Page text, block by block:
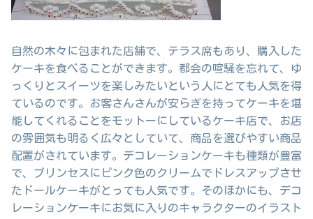
自然の木々に包まれた店舗で、テラス席もあり、購入した
ケーキを食べることができます。都会の喧騒を忘れて、ゆ
っくりとスイーツを楽しみたいという人にとても人気を得
ているのです。お客さんさんが安らぎを持ってケーキを堪
能してくれることをモットーにしているケーキ店で、お店
の雰囲気も明るく広々としていて、商品を選びやすい商品
配置がされています。デコレーションケーキも種類が豊富
で、プリンセスにピンク色のクリームでドレスアップさせ
たドールケーキがとっても人気です。そのほかにも、デコ
レーションケーキにお気に入りのキャラクターのイラスト